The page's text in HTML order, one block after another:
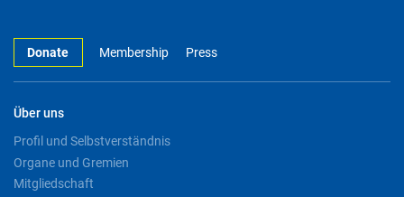
Donate Membership Press
Über uns
Profil und Selbstverständnis
Organe und Gremien
Mitgliedschaft